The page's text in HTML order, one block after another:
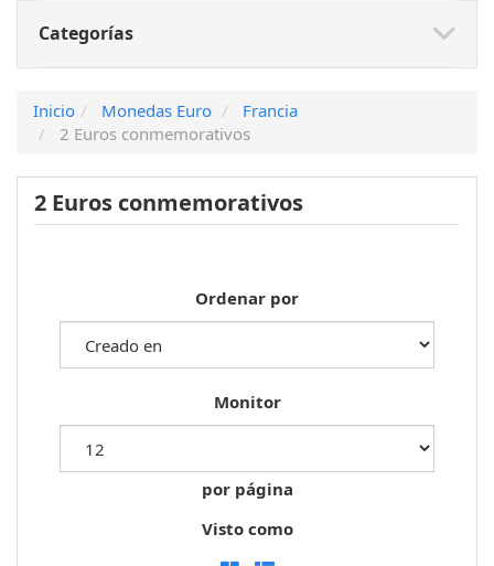
Categorías
Inicio Monedas Euro
Francia
2 Euros conmemorativos
2 Euros conmemorativos
Ordenar por
Monitor
por página
Visto como